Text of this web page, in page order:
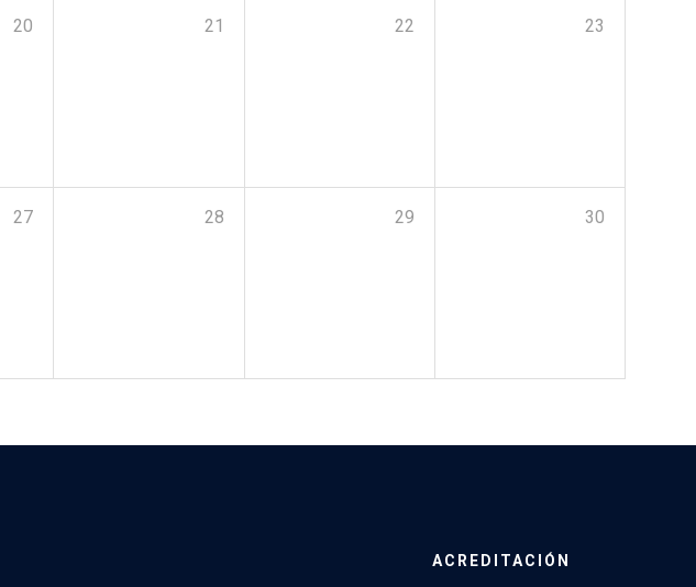
20 21 22 23
27 28 29 30
ACREDITACIÓN